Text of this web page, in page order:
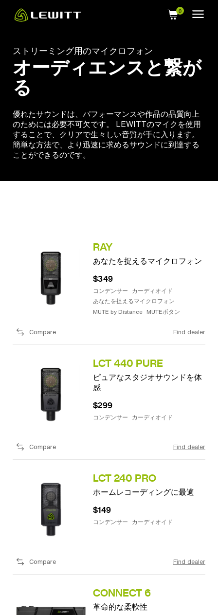
ストリーミング用のマイクロフォン
オーディエンスと繋が
る
優れたサウンドは、パフォーマンスや作品の品質向上
のためには必要不可欠です。 LEWITTのマイクを使用
することで、クリアで生々しい音質が手に入ります。
簡単な方法で、より迅速に求めるサウンドに到達する
ことができるのです。
RAY
あなたを捉えるマイクロフォン
$349
コンデンサー カーディオイド
あなたを捉えるマイクロフォン
MUTE by Distance MUTEボタン
Compare Find dealer
LCT 440 PURE
ピュアなスタジオサウンドを体
感
$299
コンデンサー カーディオイド
Compare Find dealer
LCT 240 PRO
ホームレコーディングに最適
$149
コンデンサー カーディオイド
Compare Find dealer
CONNECT 6
革命的な柔軟性